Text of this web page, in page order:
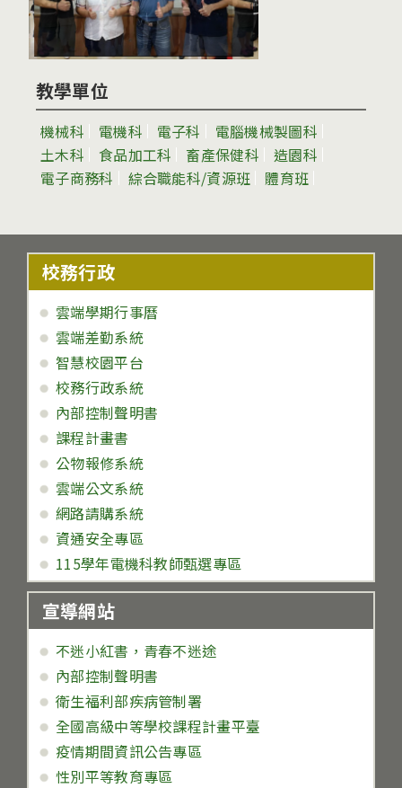
教學單位
機械科 電機科 電子科
電腦機械製圖科
土木科
食品加工科 畜產保健科
造園科
電子商務科
綜合職能科/資源班 體育班
校務行政
雲端學期行事曆
雲端差勤系統
智慧校園平台
校務行政系統
內部控制聲明書
課程計畫書
公物報修系統
雲端公文系統
網路請購系統
資通安全專區
115學年電機科教師甄選專區
宣導網站
不迷小紅書，青春不迷途
內部控制聲明書
衛生福利部疾病管制署
全國高級中等學校課程計畫平臺
疫情期間資訊公告專區
性別平等教育專區